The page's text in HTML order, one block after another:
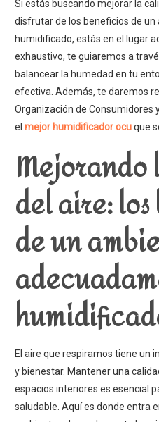
Si estás buscando mejorar la
disfrutar de los beneficios de
humidificado, estás en el lugar
exhaustivo, te guiaremos a
balancear la humedad en tu
efectiva. Además, te daremos
Organización de Consumidores
el mejor humidificador ocuque
del aire:
de un
El aire que respiramos tiene un
y bienestar. Mantener una
espacios interiores es esencial
saludable. Aquí es donde entra